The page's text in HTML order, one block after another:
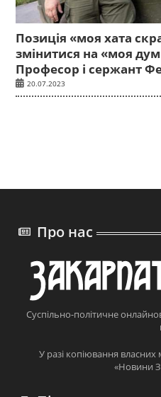
Позиція «моя хата
змінитися на «моя
Професор і сержант
20.07.2023
Про нас
Суспільно-політичне
У разі копіювання власних
«Новини